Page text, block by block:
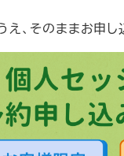
、そのままお申し